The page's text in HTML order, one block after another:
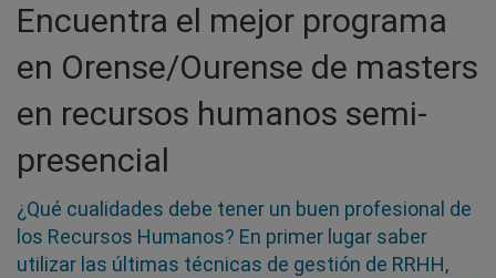
Encuentra el mejor programa
en Orense/Ourense de masters
en recursos humanos semi-
presencial
¿Qué cualidades debe tener un buen profesional de
los Recursos Humanos? En primer lugar saber
utilizar las últimas técnicas de gestión de RRHH,